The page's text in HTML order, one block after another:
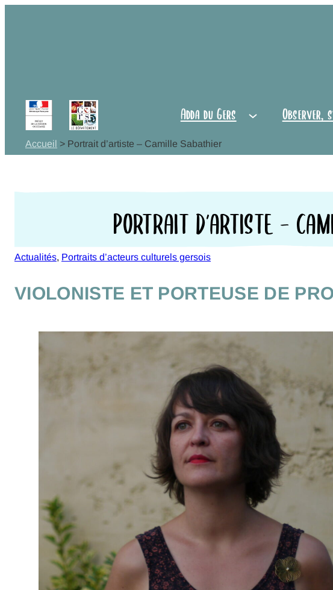
Observer,
s'informer
culturelle
Adda du Gers Observer,
Accueil > Portrait d’artiste – Camille Sabathier
PORTRAIT D’ARTISTE –
Actualités, Portraits d’acteurs culturels gersois
VIOLONISTE ET PORTEUSE DE